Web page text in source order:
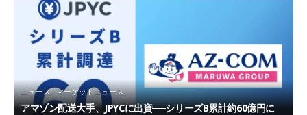
ニュース マーケットニュース
アマゾン配送大手、JPYCに出資──シリーズB累計約60億円に